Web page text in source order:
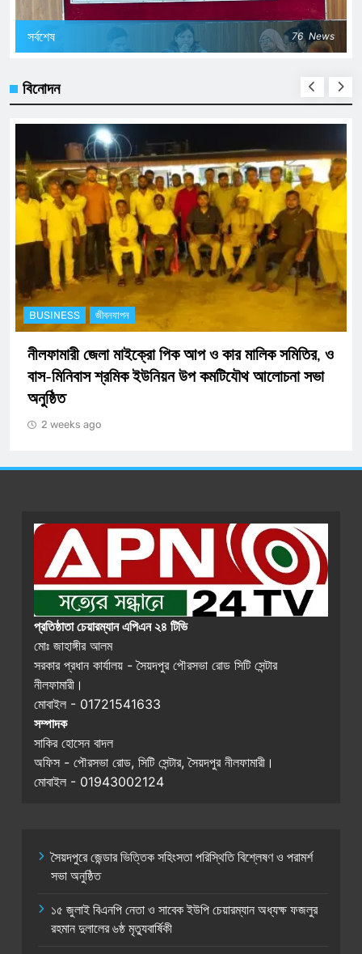
সর্বশেষ 76 News
বিনোদন
BUSINESS অর্থনীতি
ডিজিটাল নিরাপত্তায় এক ধাপ এগিয়ে নীলফামারী জেলা পুলিশ:
যুক্ত হচ্ছে আধুনিক ‘সাইবার সেল’
2 weeks ago
প্রতিষ্ঠাতা চেয়ারম্যান এপিএন ২৪ টিভি
মোঃ জাহাঙ্গীর আলম
সরকার প্রধান কার্যালয় - সৈয়দপুর পৌরসভা রোড সিটি সেন্টার
নীলফামারী।
মোবাইল - 01721541633
সম্পাদক
সাকির হোসেন বাদল
অফিস - পৌরসভা রোড, সিটি সেন্টার, সৈয়দপুর নীলফামারী।
মোবাইল - 01943002124
সৈয়দপুরে জেন্ডার ভিত্তিক সহিংসতা পরিস্থিতি বিশ্লেষণ ও পরামর্শ
সভা অনুষ্ঠিত
১৫ জুলাই বিএনপি নেতা ও সাবেক ইউপি চেয়ারম্যান অধ্যক্ষ ফজলুর
রহমান দুলালের ৬ষ্ঠ মৃত্যুবার্ষিকী